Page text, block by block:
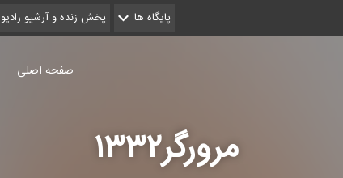
پایگاه ها پخش زنده و آرشیو رادیو
صفحه اصلی
مرورگر۱۳۳۲